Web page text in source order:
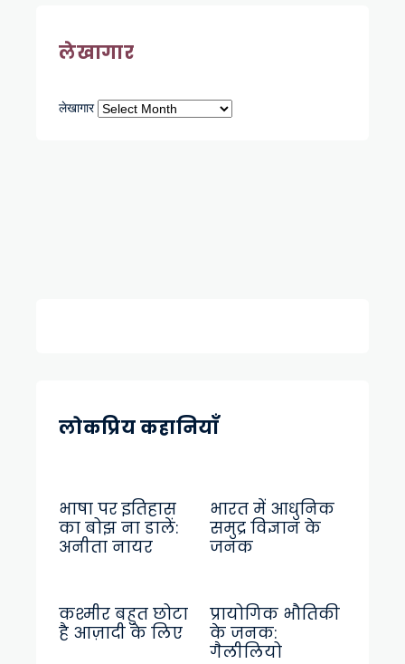
लेखागार
लेखागार
लोकप्रिय कहानियाँ
भाषा पर इतिहास
का बोझ ना डालें:
अनीता नायर
भारत में आधुनिक
समुद्र विज्ञान के
जनक
कश्मीर बहुत छोटा
है आज़ादी के लिए
प्रायोगिक भौतिकी
के जनक:
गैलीलियो